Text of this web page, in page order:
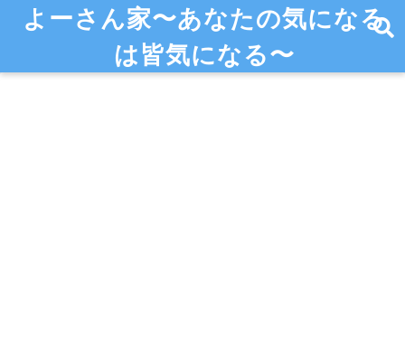
よーさん家〜あなたの気になる
は皆気になる〜